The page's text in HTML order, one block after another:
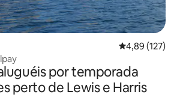
4,89 de uma
4,89 (127)
por temporada
perto de Lewis e Harris